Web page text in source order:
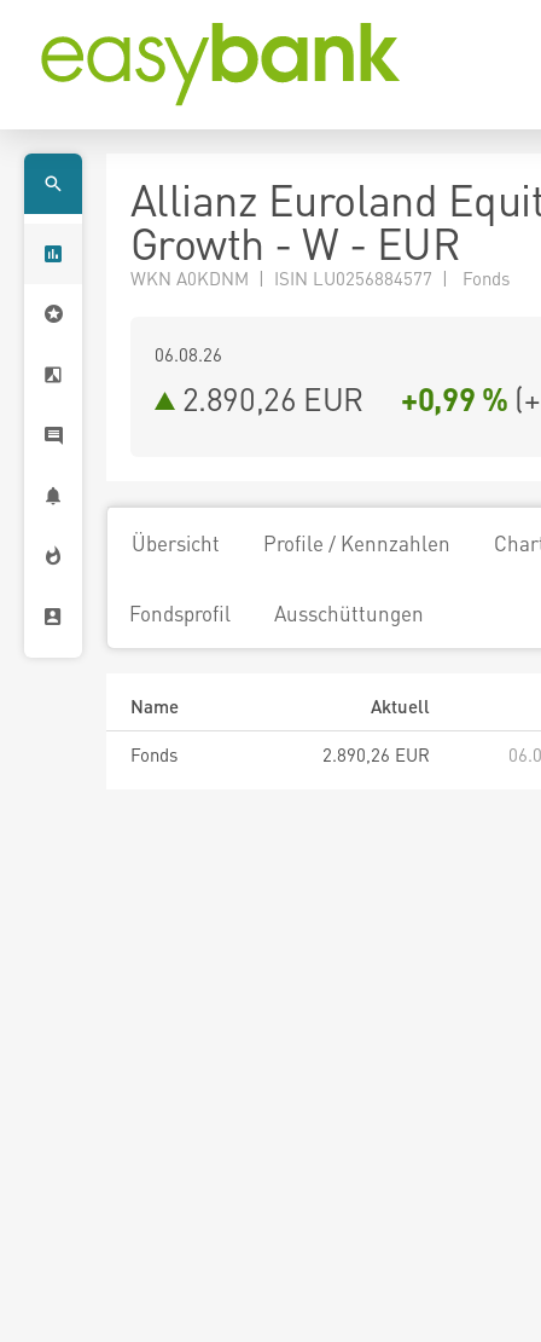
Allianz Euroland
Growth - W - EUR
WKN A0KDNM | ISIN LU0256884577 | Fonds
06.08.26
2.890,26 EUR +0,99 % (
Übersicht Profile / Kennzahlen
Fondsprofil Ausschüttungen
Name
Aktuell
Fonds
2.890,26 EUR